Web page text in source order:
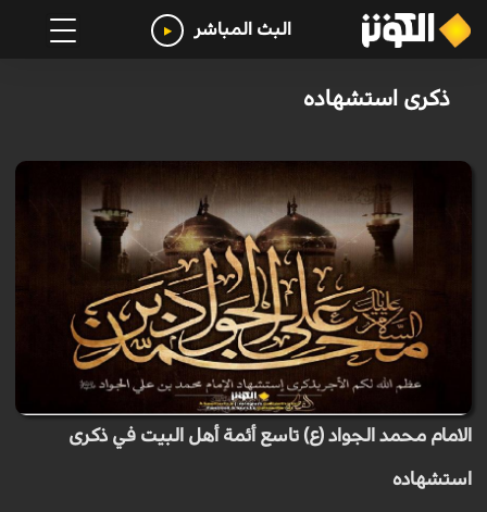
البث المباشر
ذكرى استشهاده
الامام محمد الجواد (ع) تاسع أئمة أهل البيت في ذكرى
استشهاده